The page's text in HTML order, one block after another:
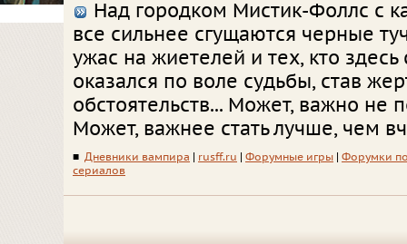
Над городком Мистик-Фоллс с
все сильнее сгущаются черные
ужас на жиетелей и тех, кто здесь
оказался по воле судьбы, став
обстоятельств... Может, важно не
Может, важнее стать лучше, чем
■ Дневники вампира rusff.ru Форумные игры
Форумки
сериалов